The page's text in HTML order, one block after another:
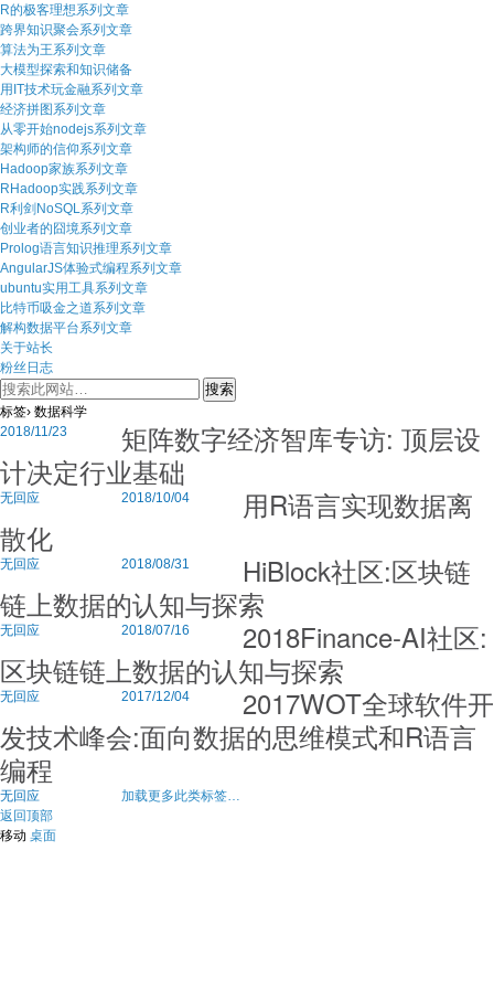
R的极客理想系列文章
跨界知识聚会系列文章
算法为王系列文章
大模型探索和知识储备
用IT技术玩金融系列文章
经济拼图系列文章
从零开始nodejs系列文章
架构师的信仰系列文章
Hadoop家族系列文章
RHadoop实践系列文章
R利剑NoSQL系列文章
创业者的囧境系列文章
Prolog语言知识推理系列文章
AngularJS体验式编程系列文章
ubuntu实用工具系列文章
比特币吸金之道系列文章
解构数据平台系列文章
关于站长
粉丝日志
标签› 数据科学
2018/11/23
矩阵数字经济智库专访: 顶层设
计决定行业基础
无回应 2018/10/04
用R语言实现数据离
散化
无回应 2018/08/31
HiBlock社区:区块链
链上数据的认知与探索
无回应 2018/07/16
2018Finance-AI社区:
区块链链上数据的认知与探索
无回应 2017/12/04
2017WOT全球软件开
发技术峰会:面向数据的思维模式和R语言
编程
无回应
加载更多此类标签…
返回顶部
移动 桌面